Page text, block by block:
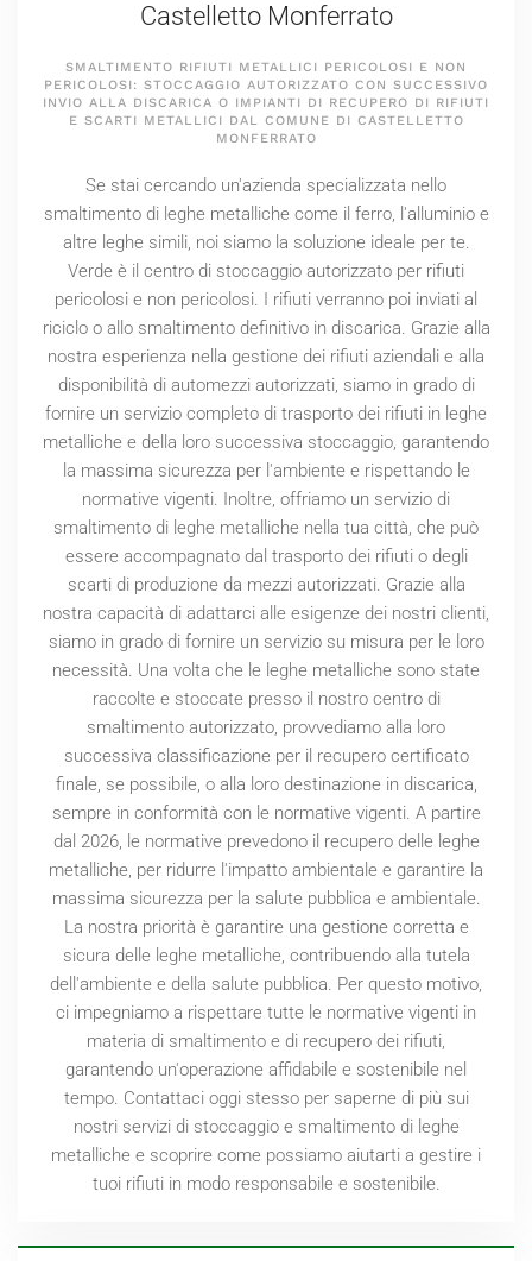
Castelletto Monferrato
SMALTIMENTO RIFIUTI METALLICI PERICOLOSI E NON
PERICOLOSI: STOCCAGGIO AUTORIZZATO CON SUCCESSIVO
INVIO ALLA DISCARICA O IMPIANTI DI RECUPERO DI RIFIUTI
E SCARTI METALLICI DAL COMUNE DI CASTELLETTO
MONFERRATO
Se stai cercando un'azienda specializzata nello
smaltimento di leghe metalliche come il ferro, l'alluminio e
altre leghe simili, noi siamo la soluzione ideale per te.
Verde è il centro di stoccaggio autorizzato per rifiuti
pericolosi e non pericolosi. I rifiuti verranno poi inviati al
riciclo o allo smaltimento definitivo in discarica. Grazie alla
nostra esperienza nella gestione dei rifiuti aziendali e alla
disponibilità di automezzi autorizzati, siamo in grado di
fornire un servizio completo di trasporto dei rifiuti in leghe
metalliche e della loro successiva stoccaggio, garantendo
la massima sicurezza per l'ambiente e rispettando le
normative vigenti. Inoltre, offriamo un servizio di
smaltimento di leghe metalliche nella tua città, che può
essere accompagnato dal trasporto dei rifiuti o degli
scarti di produzione da mezzi autorizzati. Grazie alla
nostra capacità di adattarci alle esigenze dei nostri clienti,
siamo in grado di fornire un servizio su misura per le loro
necessità. Una volta che le leghe metalliche sono state
raccolte e stoccate presso il nostro centro di
smaltimento autorizzato, provvediamo alla loro
successiva classificazione per il recupero certificato
finale, se possibile, o alla loro destinazione in discarica,
sempre in conformità con le normative vigenti. A partire
dal 2026, le normative prevedono il recupero delle leghe
metalliche, per ridurre l'impatto ambientale e garantire la
massima sicurezza per la salute pubblica e ambientale.
La nostra priorità è garantire una gestione corretta e
sicura delle leghe metalliche, contribuendo alla tutela
dell'ambiente e della salute pubblica. Per questo motivo,
ci impegniamo a rispettare tutte le normative vigenti in
materia di smaltimento e di recupero dei rifiuti,
garantendo un'operazione affidabile e sostenibile nel
tempo. Contattaci oggi stesso per saperne di più sui
nostri servizi di stoccaggio e smaltimento di leghe
metalliche e scoprire come possiamo aiutarti a gestire i
tuoi rifiuti in modo responsabile e sostenibile.